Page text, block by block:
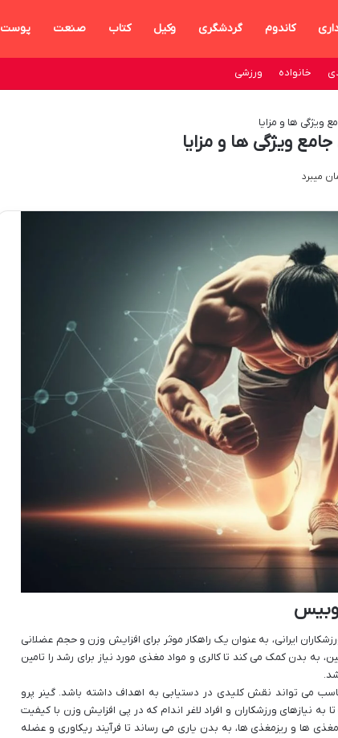
کاندوم گردشگری وکیل کتاب صنعت پوست
خانواده ورزشی
ویژگی ها و مزایا
ویژگی ها و مزایا
ایرانی، به عنوان یک راهکار موثر برای افزایش وزن و حجم عضلانی
به بدن کمک می کند تا کالری و مواد مغذی مورد نیاز برای رشد را تامین
می تواند نقش کلیدی در دستیابی به اهداف داشته باشد. گینر پرو
نیازهای ورزشکاران و افراد لاغر اندام که در پی افزایش وزن با کیفیت
ها و ریزمغذی ها، به بدن یاری می رساند تا فرآیند ریکاوری و عضله